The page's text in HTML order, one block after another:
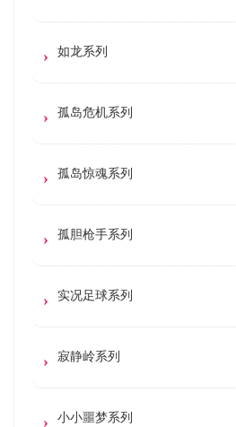
如龙系列
孤岛危机系列
孤岛惊魂系列
孤胆枪手系列
实况足球系列
寂静岭系列
小小噩梦系列